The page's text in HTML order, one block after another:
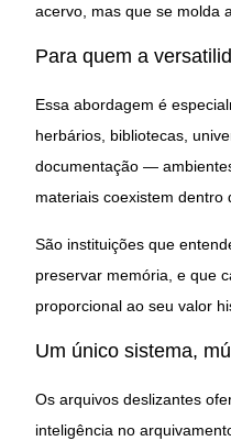
acervo, mas que se molda
Para quem a
Essa abordagem é
herbários, bibliotecas,
documentação —
materiais coexistem dentro
São instituições que
preservar memória, e que
proporcional ao seu valor
Um único sistema,
Os arquivos deslizantes
inteligência no